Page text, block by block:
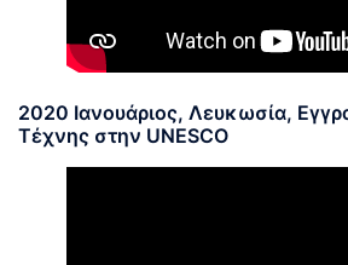
2020 Ιανουάριος, Λευκωσία,
Τέχνης στην UNESCO